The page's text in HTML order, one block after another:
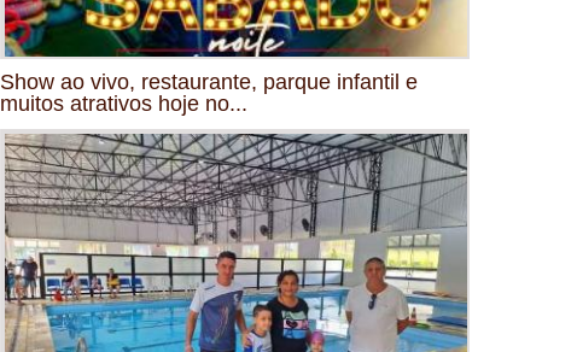
Show ao vivo, restaurante, parque infantil e
muitos atrativos hoje no...